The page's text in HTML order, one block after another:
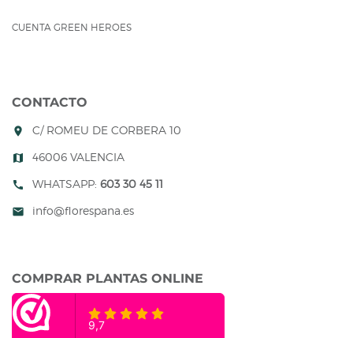
CUENTA GREEN HEROES
CONTACTO
room C/ ROMEU DE CORBERA 10
map 46006 VALENCIA
call WHATSAPP: 603 30 45 11
mail info@florespana.es
COMPRAR PLANTAS ONLINE